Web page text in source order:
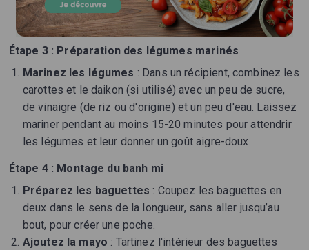
Étape 3 : Préparation des légumes marinés
Marinez les légumes : Dans un récipient, combinez les
carottes et le daikon (si utilisé) avec un peu de sucre,
de vinaigre (de riz ou d'origine) et un peu d'eau. Laissez
mariner pendant au moins 15-20 minutes pour attendrir
les légumes et leur donner un goût aigre-doux.
Étape 4 : Montage du banh mi
Préparez les baguettes : Coupez les baguettes en
deux dans le sens de la longueur, sans aller jusqu’au
bout, pour créer une poche.
Ajoutez la mayo : Tartinez l'intérieur des baguettes